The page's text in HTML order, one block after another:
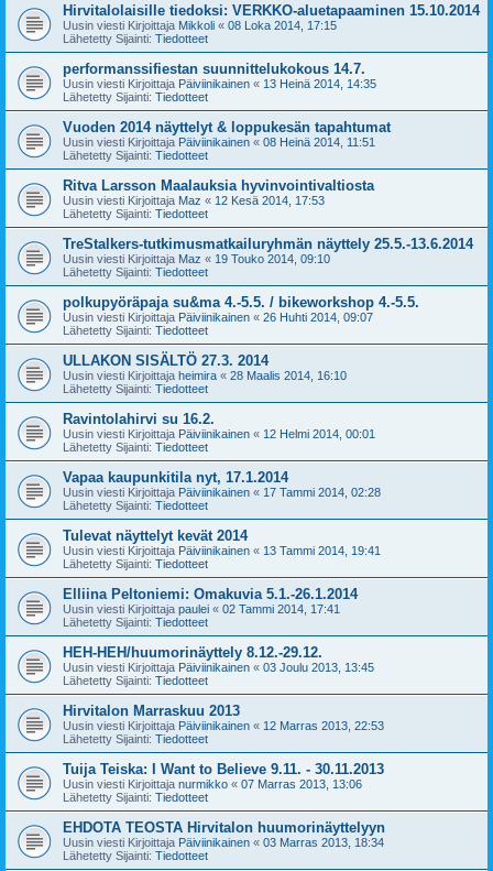
Hirvitalolaisille tiedoksi: VERKKO-aluetapaaminen 15.10.2014
Uusin viesti Kirjoittaja Mikkoli « 08 Loka 2014, 17:15
Lähetetty Sijainti: Tiedotteet
performanssifiestan suunnittelukokous 14.7.
Uusin viesti Kirjoittaja Päiviinikainen « 13 Heinä 2014, 14:35
Lähetetty Sijainti: Tiedotteet
Vuoden 2014 näyttelyt & loppukesän tapahtumat
Uusin viesti Kirjoittaja Päiviinikainen « 08 Heinä 2014, 11:51
Lähetetty Sijainti: Tiedotteet
Ritva Larsson Maalauksia hyvinvointivaltiosta
Uusin viesti Kirjoittaja Maz « 12 Kesä 2014, 17:53
Lähetetty Sijainti: Tiedotteet
TreStalkers-tutkimusmatkailuryhmän näyttely 25.5.-13.6.2014
Uusin viesti Kirjoittaja Maz « 19 Touko 2014, 09:10
Lähetetty Sijainti: Tiedotteet
polkupyöräpaja su&ma 4.-5.5. / bikeworkshop 4.-5.5.
Uusin viesti Kirjoittaja Päiviinikainen « 26 Huhti 2014, 09:07
Lähetetty Sijainti: Tiedotteet
ULLAKON SISÄLTÖ 27.3. 2014
Uusin viesti Kirjoittaja heimira « 28 Maalis 2014, 16:10
Lähetetty Sijainti: Tiedotteet
Ravintolahirvi su 16.2.
Uusin viesti Kirjoittaja Päiviinikainen « 12 Helmi 2014, 00:01
Lähetetty Sijainti: Tiedotteet
Vapaa kaupunkitila nyt, 17.1.2014
Uusin viesti Kirjoittaja Päiviinikainen « 17 Tammi 2014, 02:28
Lähetetty Sijainti: Tiedotteet
Tulevat näyttelyt kevät 2014
Uusin viesti Kirjoittaja Päiviinikainen « 13 Tammi 2014, 19:41
Lähetetty Sijainti: Tiedotteet
Elliina Peltoniemi: Omakuvia 5.1.-26.1.2014
Uusin viesti Kirjoittaja paulei « 02 Tammi 2014, 17:41
Lähetetty Sijainti: Tiedotteet
HEH-HEH/huumorinäyttely 8.12.-29.12.
Uusin viesti Kirjoittaja Päiviinikainen « 03 Joulu 2013, 13:45
Lähetetty Sijainti: Tiedotteet
Hirvitalon Marraskuu 2013
Uusin viesti Kirjoittaja Päiviinikainen « 12 Marras 2013, 22:53
Lähetetty Sijainti: Tiedotteet
Tuija Teiska: I Want to Believe 9.11. - 30.11.2013
Uusin viesti Kirjoittaja nurmikko « 07 Marras 2013, 13:06
Lähetetty Sijainti: Tiedotteet
EHDOTA TEOSTA Hirvitalon huumorinäyttelyyn
Uusin viesti Kirjoittaja Päiviinikainen « 03 Marras 2013, 18:34
Lähetetty Sijainti: Tiedotteet